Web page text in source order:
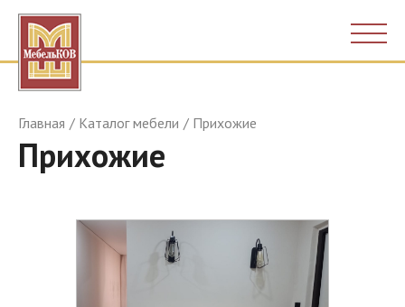
Главная Каталог мебели Прихожие
Прихожие